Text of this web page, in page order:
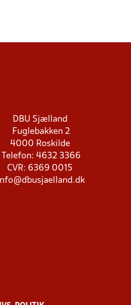
DBU Sjælland
Fuglebakken 2
4000 Roskilde
Telefon: 4632 3366
CVR: 6369 0015